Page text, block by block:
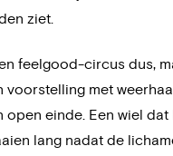
ziet.
feelgood-circus dus,
voorstelling met
open einde. Een wiel
lang nadat de